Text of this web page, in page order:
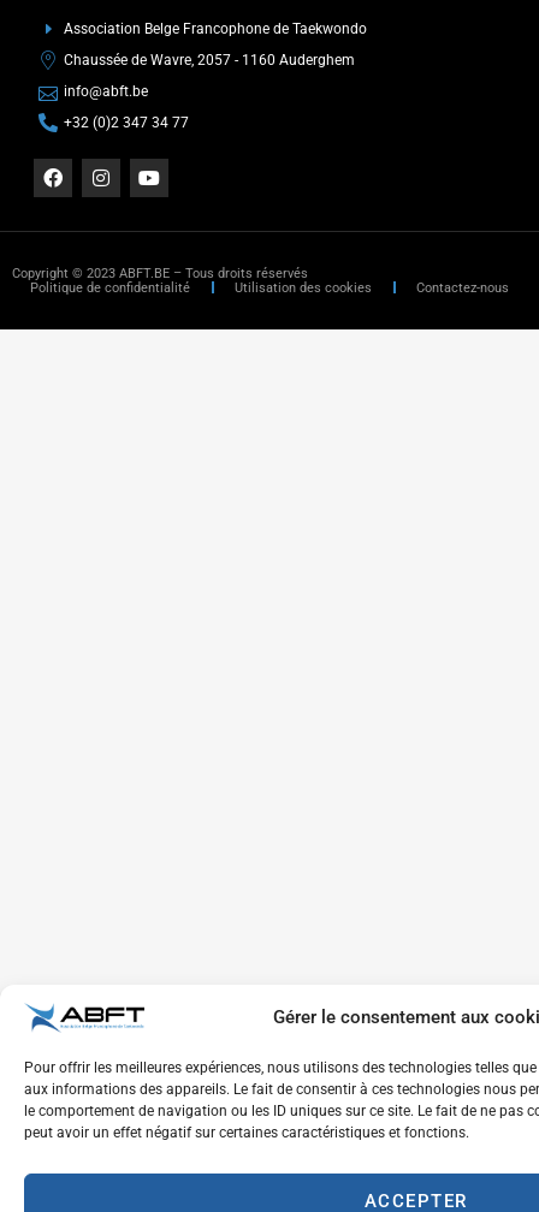
Gérer le consentement aux
Pour offrir les meilleures expériences, nous utilisons des technologies telles
aux informations des appareils. Le fait de consentir à ces technologies nous
le comportement de navigation ou les ID uniques sur ce site. Le fait de ne pas
peut avoir un effet négatif sur certaines caractéristiques et fonctions.
ACCEPTER
Association Belge Francophone de Taekwondo
Chaussée de Wavre, 2057 - 1160 Auderghem
info@abft.be
+32 (0)2 347 34 77
Copyright © 2023 ABFT.BE – Tous droits réservés
Politique de confidentialité
Utilisation des cookies Contactez-nous